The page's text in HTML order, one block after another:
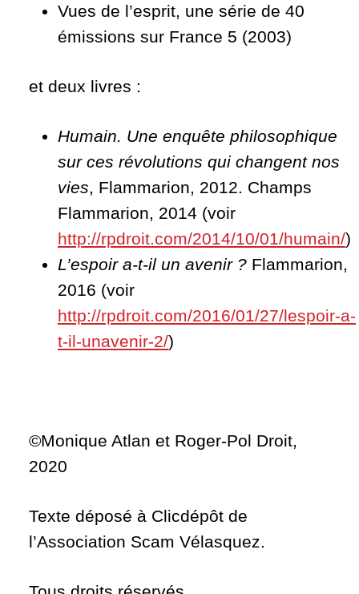
Vues de l’esprit, une série de 40
émissions sur France 5 (2003)
et deux livres :
Humain. Une enquête philosophique
sur ces révolutions qui changent nos
vies, Flammarion, 2012. Champs
Flammarion, 2014 (voir
http://rpdroit.com/2014/10/01/humain/)
L’espoir a-t-il un avenir ? Flammarion,
2016 (voir
http://rpdroit.com/2016/01/27/lespoir-a-
t-il-unavenir-2/)
©Monique Atlan et Roger-Pol Droit,
2020
Texte déposé à Clicdépôt de
l’Association Scam Vélasquez.